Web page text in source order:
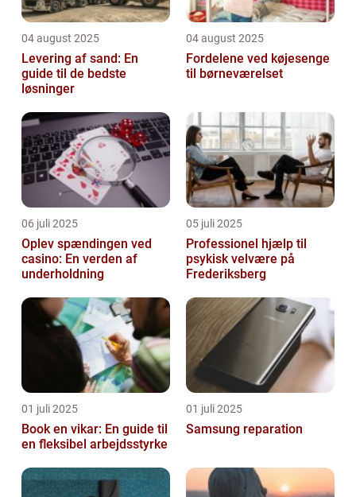
04 august 2025
Levering af sand: En
guide til de bedste
løsninger
04 august 2025
Fordelene ved køjesenge
til børneværelset
06 juli 2025
Oplev spændingen ved
casino: En verden af
underholdning
05 juli 2025
Professionel hjælp til
psykisk velvære på
Frederiksberg
01 juli 2025
Book en vikar: En guide til
en fleksibel arbejdsstyrke
01 juli 2025
Samsung reparation